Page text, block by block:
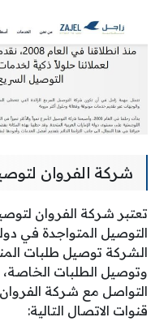
شركة الفروان
تعتبر شركة الفروان
التوصيل المتواجدة في
الشركة توصيل طلبات
التواصل مع شركة
قنوات الاتصال التالية: